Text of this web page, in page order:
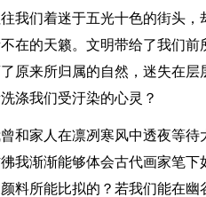
我们着迷于五光十色的街头
在的天籁。文明带给了我们
原来所归属的自然，迷失在
涤我们受汙染的心灵？
和家人在凛冽寒风中透夜等
我渐渐能够体会古代画家笔
料所能比拟的？若我们能在